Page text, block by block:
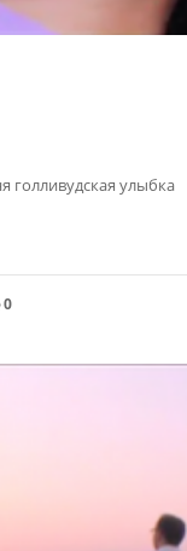
голливудская улыбка
0